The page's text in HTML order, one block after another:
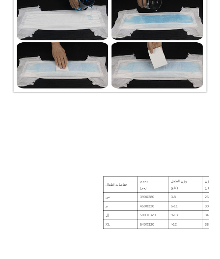
حفاضات اطفال
بحجم
(مم)
وزن الطفل
(كلغ)
وزن
(ز)
س 390X280 3-8 25 ± 2
م 450X320 5-11 30 ± 2
إل 500 × 320 9-13 34 ± 2
XL 540X320 >12 38 ± 2